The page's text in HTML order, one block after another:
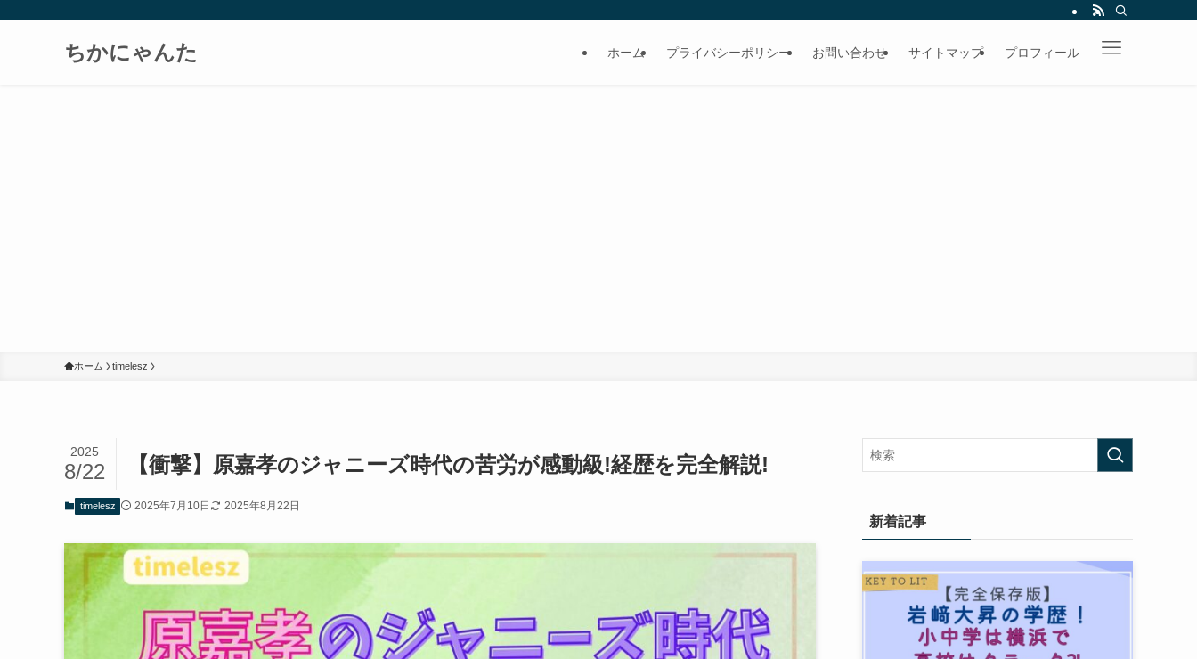
ちかにゃんた ホーム プライバシーポリシー お問い合わせ サイトマップ プロフィール
ホーム timelesz
【衝撃】原嘉孝のジャニーズ時代の苦労が感動級!経歴を完全解説!
2025
8/22
timelesz 2025年7月10日 2025年8月22日
新着記事